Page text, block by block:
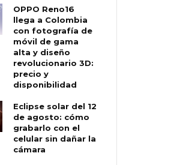
OPPO Reno16
llega a Colombia
con fotografía de
móvil de gama
alta y diseño
revolucionario 3D:
precio y
disponibilidad
Eclipse solar del 12
de agosto: cómo
grabarlo con el
celular sin dañar la
cámara